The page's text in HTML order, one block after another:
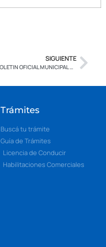
SIGUIENTE
BOLETIN OFICIAL MUNICIPAL N° 2.630 – CON FIRMA DIGITAL
Trámites
Buscá tu trámite
Guía de Trámites
Licencia de Conducir
Habilitaciones Comerciales